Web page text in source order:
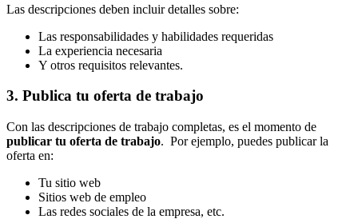
Las descripciones deben incluir detalles sobre:
Las responsabilidades y habilidades requeridas
La experiencia necesaria
Y otros requisitos relevantes.
3. Publica tu oferta de trabajo
Con las descripciones de trabajo completas, es el momento de
publicar tu oferta de trabajo. Por ejemplo, puedes publicar la
oferta en:
Tu sitio web
Sitios web de empleo
Las redes sociales de la empresa, etc.